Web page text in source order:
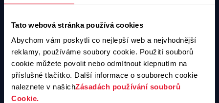
Tato webová stránka používá cookies
Abychom vám poskytli co nejlepší web a nejvhodnější
reklamy, používáme soubory cookie. Použití souborů
cookie můžete povolit nebo odmítnout klepnutím na
příslušné tlačítko. Další informace o souborech cookie
naleznete v našichZásadách používání souborů
Cookie.